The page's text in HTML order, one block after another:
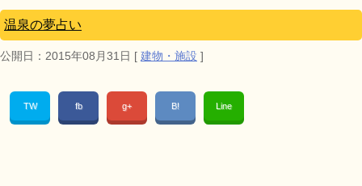
温泉の夢占い
公開日： 2015年08月31日 [ 建物・施設 ]
TW fb g+ B! Line